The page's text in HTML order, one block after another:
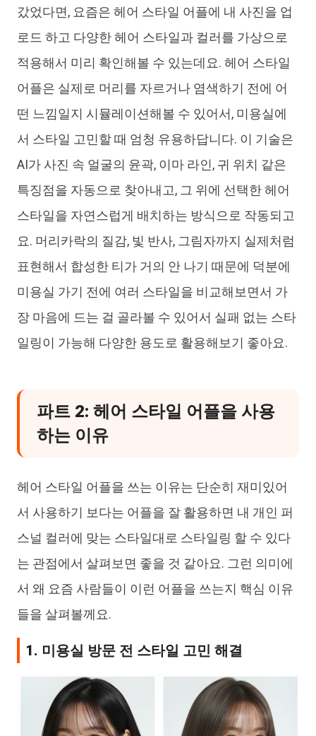
갔었다면, 요즘은 헤어 스타일 어플에 내 사진을 업
로드 하고 다양한 헤어 스타일과 컬러를 가상으로
적용해서 미리 확인해볼 수 있는데요. 헤어 스타일
어플은 실제로 머리를 자르거나 염색하기 전에 어
떤 느낌일지 시뮬레이션해볼 수 있어서, 미용실에
서 스타일 고민할 때 엄청 유용하답니다. 이 기술은
AI가 사진 속 얼굴의 윤곽, 이마 라인, 귀 위치 같은
특징점을 자동으로 찾아내고, 그 위에 선택한 헤어
스타일을 자연스럽게 배치하는 방식으로 작동되고
요. 머리카락의 질감, 빛 반사, 그림자까지 실제처럼
표현해서 합성한 티가 거의 안 나기 때문에 덕분에
미용실 가기 전에 여러 스타일을 비교해보면서 가
장 마음에 드는 걸 골라볼 수 있어서 실패 없는 스타
일링이 가능해 다양한 용도로 활용해보기 좋아요.
파트 2: 헤어 스타일 어플을 사용
하는 이유
헤어 스타일 어플을 쓰는 이유는 단순히 재미있어
서 사용하기 보다는 어플을 잘 활용하면 내 개인 퍼
스널 컬러에 맞는 스타일대로 스타일링 할 수 있다
는 관점에서 살펴보면 좋을 것 같아요. 그런 의미에
서 왜 요즘 사람들이 이런 어플을 쓰는지 핵심 이유
들을 살펴볼께요.
1. 미용실 방문 전 스타일 고민 해결